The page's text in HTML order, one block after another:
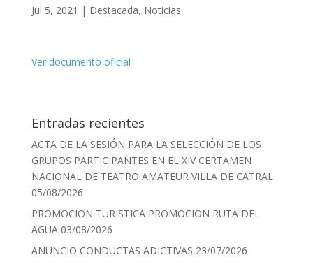
Jul 5, 2021 | Destacada, Noticias
Ver documento oficial
Entradas recientes
ACTA DE LA SESIÓN PARA LA SELECCIÓN DE LOS
GRUPOS PARTICIPANTES EN EL XIV CERTAMEN
NACIONAL DE TEATRO AMATEUR VILLA DE CATRAL
05/08/2026
PROMOCION TURISTICA PROMOCION RUTA DEL
AGUA 03/08/2026
ANUNCIO CONDUCTAS ADICTIVAS 23/07/2026